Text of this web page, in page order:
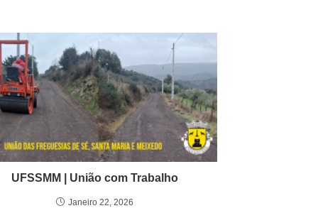
UFSSMM | União com Trabalho
Janeiro 22, 2026